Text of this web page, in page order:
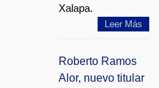
Xalapa.
Leer Más
Roberto Ramos
Alor, nuevo titular